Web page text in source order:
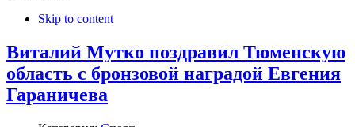
Skip to content
Виталий Мутко поздравил Тюменскую
область с бронзовой наградой Евгения
Гараничева